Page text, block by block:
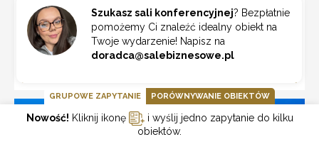
Chochołowy Dwór
Kraków
Szukasz sali konferencyjnej? Bezpłatnie
pomożemy Ci znaleźć idealny obiekt na
Twoje wydarzenie! Napisz na
doradca@salebiznesowe.pl
GRUPOWE ZAPYTANIE PORÓWNYWANIE OBIEKTÓW
Nowość! Kliknij ikonę
i wyślij jedno zapytanie do kilku
obiektów.